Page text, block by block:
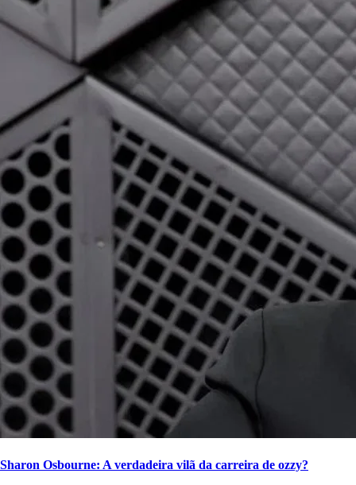
Sharon Osbourne: A verdadeira vilã da carreira de ozzy?